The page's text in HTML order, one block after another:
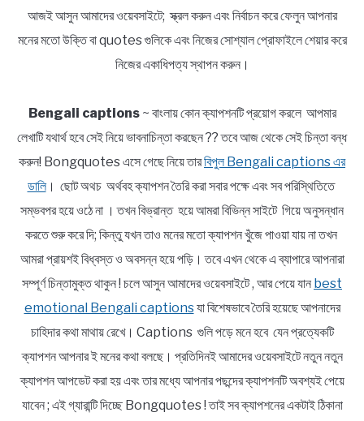
আজই আসুন আমাদের ওয়েবসাইটে; স্ক্রল করুন এবং নির্বাচন করে ফেলুন আপনার
মনের মতো উক্তি বা quotes গুলিকে এবং নিজের সোশ্যাল প্রোফাইলে শেয়ার করে
নিজের একাধিপত্য স্থাপন করুন।
Bengali captions~ বাংলায় কোন ক্যাপশনটি প্রয়োগ করলে আপমার
লেখাটি যথার্থ হবে সেই নিয়ে ভাবনাচিন্তা করছেন ?? তবে আজ থেকে সেই চিন্তা বন্ধ
করুন! Bongquotes এসে গেছে নিয়ে তারবিপুল Bengali captions এর
ডালি। ছোট অথচ অর্থবহ ক্যাপশন তৈরি করা সবার পক্ষে এবং সব পরিস্থিতিতে
সম্ভবপর হয়ে ওঠে না । তখন বিভ্রান্ত হয়ে আমরা বিভিন্ন সাইটে গিয়ে অনুসন্ধান
করতে শুরু করে দি; কিন্তু যখন তাও মনের মতো ক্যাপশন খুঁজে পাওয়া যায় না তখন
আমরা প্রায়শই বিধ্বস্ত ও অবসন্ন হয়ে পড়ি। তবে এখন থেকে এ ব্যাপারে আপনারা
সম্পূর্ণ চিন্তামুক্ত থাকুন ! চলে আসুন আমাদের ওয়েবসাইটে , আর পেয়ে যান best
emotional Bengali captionsযা বিশেষভাবে তৈরি হয়েছে আপনাদের
চাহিদার কথা মাথায় রেখে। Captions গুলি পড়ে মনে হবে যেন প্রত্যেকটি
ক্যাপশন আপনার ই মনের কথা বলছে। প্রতিদিনই আমাদের ওয়েবসাইটে নতুন নতুন
ক্যাপশন আপডেট করা হয় এবং তার মধ্যে আপনার পছন্দের ক্যাপশনটি অবশ্যই পেয়ে
যাবেন ; এই গ্যারান্টি দিচ্ছে Bongquotes ! তাই সব ক্যাপশনের একটাই ঠিকানা